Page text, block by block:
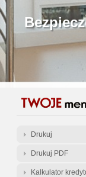
Gratis -
Drukuj
Drukuj PDF
Kalkulator